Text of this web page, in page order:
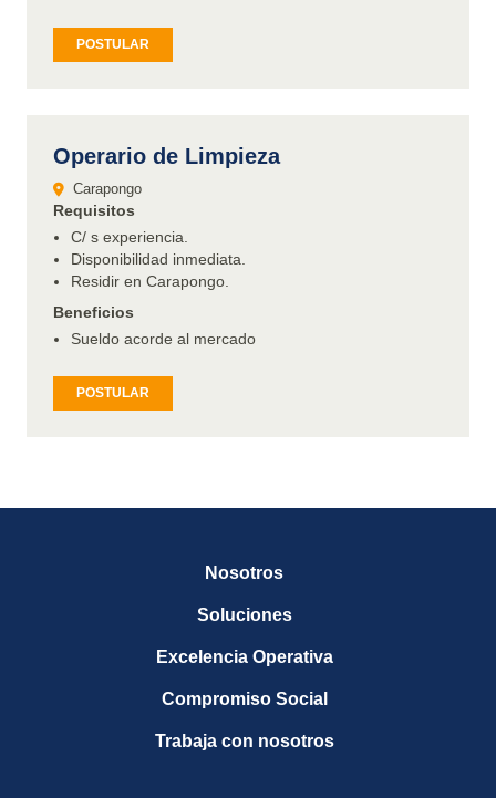
POSTULAR
Operario de Limpieza
Carapongo
Requisitos
C/ s experiencia.
Disponibilidad inmediata.
Residir en Carapongo.
Beneficios
Sueldo acorde al mercado
POSTULAR
Nosotros
Soluciones
Excelencia Operativa
Compromiso Social
Trabaja con nosotros